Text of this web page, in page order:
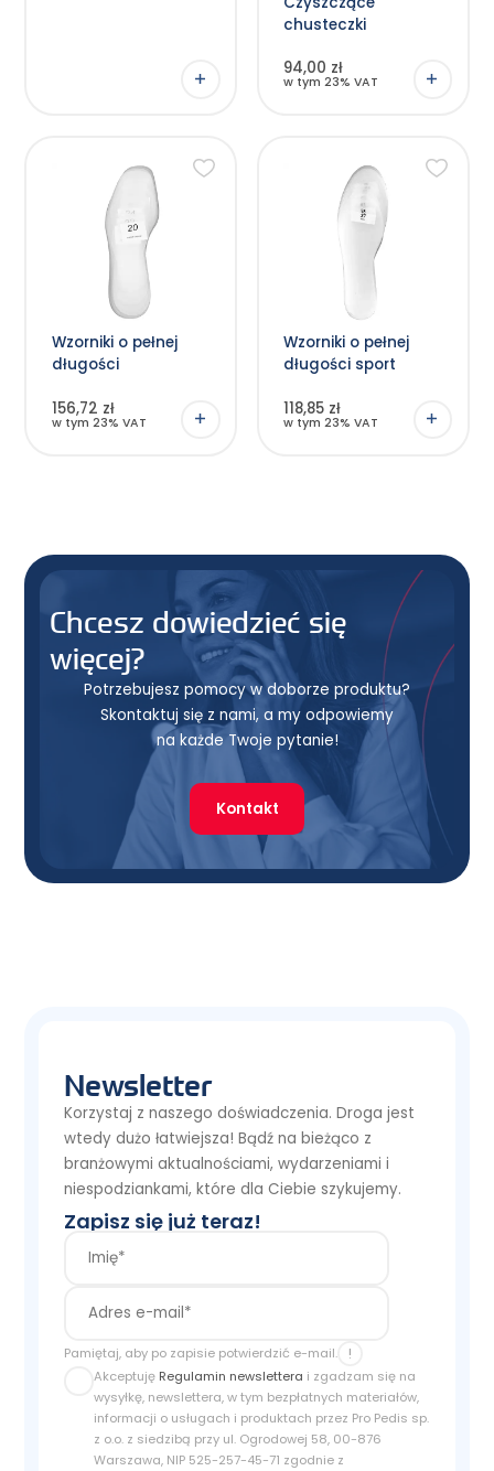
chusteczki
94,00 zł
w tym 23% VAT
Wzorniki o pełnej
długości
156,72 zł
w tym 23% VAT
Wzorniki o pełnej
długości sport
118,85 zł
w tym 23% VAT
Chcesz dowiedzieć się
więcej?
Potrzebujesz pomocy w doborze produktu?
Skontaktuj się z nami, a my odpowiemy
na każde Twoje pytanie!
Kontakt
Newsletter
Korzystaj z naszego doświadczenia. Droga jest
wtedy dużo łatwiejsza! Bądź na bieżąco z
branżowymi aktualnościami, wydarzeniami i
niespodziankami, które dla Ciebie szykujemy.
Zapisz się już teraz!
Pamiętaj, aby po zapisie potwierdzić e-mail. !
Akceptuję Regulamin newslettera i zgadzam się na
wysyłkę, newslettera, w tym bezpłatnych materiałów,
informacji o usługach i produktach przez Pro Pedis sp.
z o.o. z siedzibą przy ul. Ogrodowej 58, 00-876
Warszawa, NIP 525-257-45-71 zgodnie z